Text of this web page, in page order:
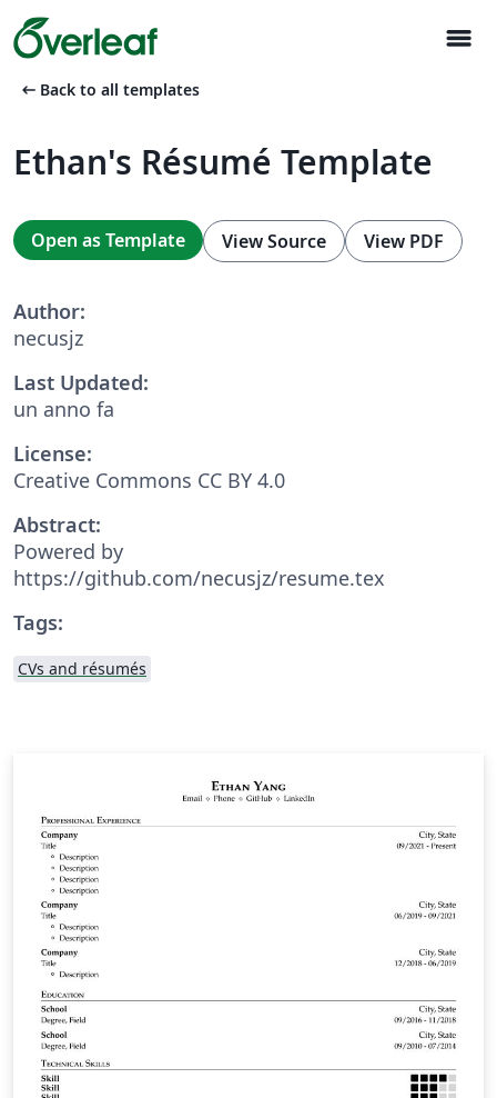
menu
arrow_left_alt Back to all templates
Ethan's Résumé Template
Open as Template View Source View PDF
Author:
necusjz
Last Updated:
un anno fa
License:
Creative Commons CC BY 4.0
Abstract:
Powered by
https://github.com/necusjz/resume.tex
Tags:
CVs and résumés